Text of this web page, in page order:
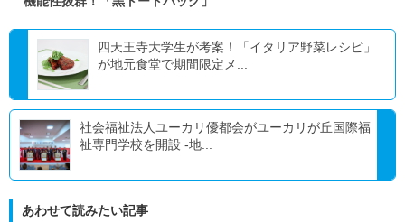
四天王寺大学生が考案！「イタリア野菜レシピ」
が地元食堂で期間限定メ...
社会福祉法人ユーカリ優都会がユーカリが丘国際福
祉専門学校を開設 -地...
あわせて読みたい記事